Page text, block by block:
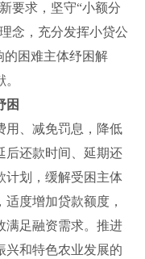
要求，坚守“小额分
念，充分发挥小贷公
的困难主体纾困解
困
、减免罚息，降低
后还款时间、延期还
计划，缓解受困主体
度增加贷款额度，
满足融资需求。推进
兴和特色农业发展的